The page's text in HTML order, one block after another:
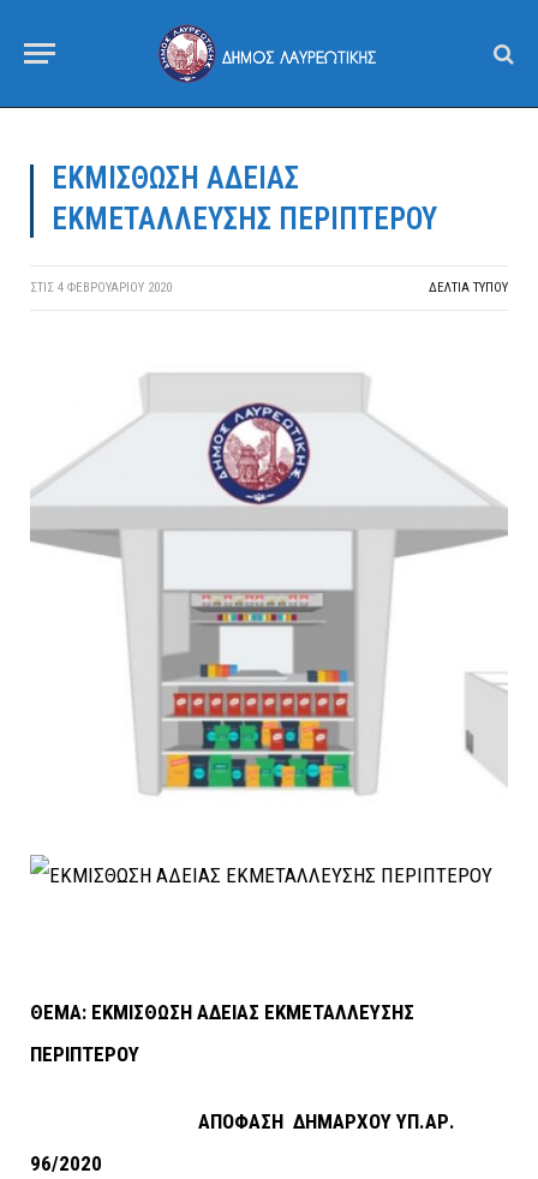
ΕΚΜΙΣΘΩΣΗ ΑΔΕΙΑΣ
ΕΚΜΕΤΑΛΛΕΥΣΗΣ ΠΕΡΙΠΤΕΡΟΥ
ΣΤΙΣ 4 ΦΕΒΡΟΥΑΡΊΟΥ 2020 ΔΕΛΤΙΑ ΤΥΠΟΥ
ΘΕΜΑ: ΕΚΜΙΣΘΩΣΗ ΑΔΕΙΑΣ ΕΚΜΕΤΑΛΛΕΥΣΗΣ
ΠΕΡΙΠΤΕΡΟΥ
ΑΠΟΦΑΣΗ ΔΗΜΑΡΧΟΥ ΥΠ.ΑΡ.
96/2020